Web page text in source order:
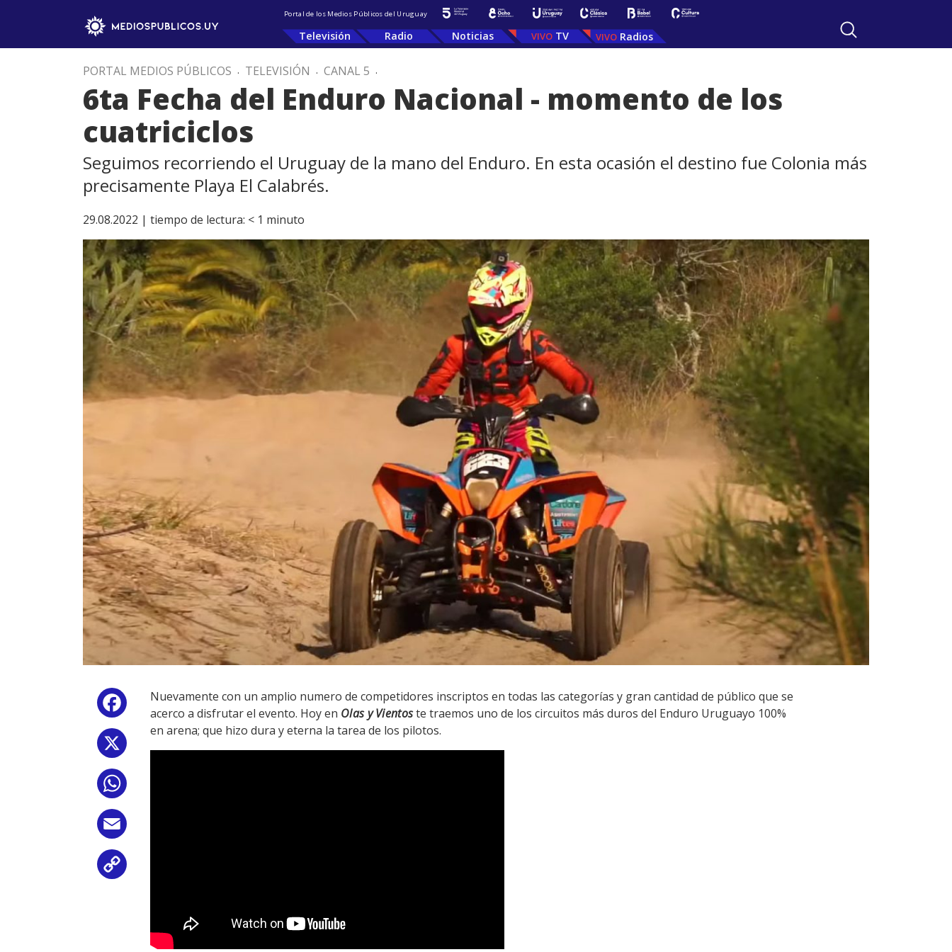
Portal de los Medios Públicos del Uruguay
Televisión Radio Noticias TV Radios
PORTAL MEDIOS PÚBLICOS . TELEVISIÓN . CANAL 5 .
6ta Fecha del Enduro Nacional - momento de los
cuatriciclos
Seguimos recorriendo el Uruguay de la mano del Enduro. En esta ocasión el destino fue Colonia más
precisamente Playa El Calabrés.
29.08.2022 | tiempo de lectura: < 1 minuto
Facebook
Nuevamente con un amplio numero de competidores inscriptos en todas las categorías y gran cantidad de público que se
acerco a disfrutar el evento. Hoy en Olas y Vientoste traemos uno de los circuitos más duros del Enduro Uruguayo 100%
en arena; que hizo dura y eterna la tarea de los pilotos.